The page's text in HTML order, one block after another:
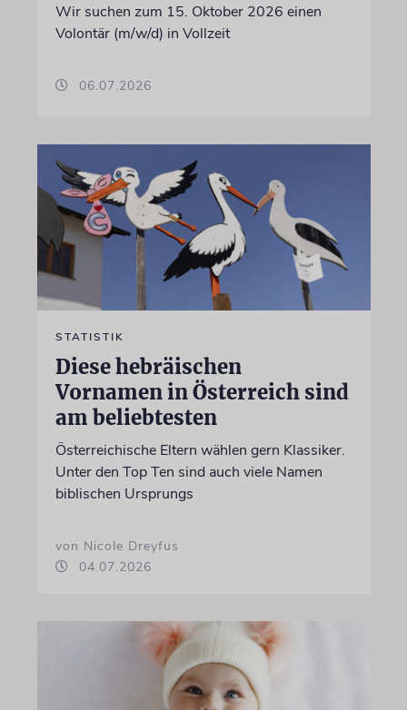
Wir suchen zum 15. Oktober 2026 einen
Volontär (m/w/d) in Vollzeit
06.07.2026
STATISTIK
Diese hebräischen
Vornamen in Österreich sind
am beliebtesten
Österreichische Eltern wählen gern Klassiker.
Unter den Top Ten sind auch viele Namen
biblischen Ursprungs
von Nicole Dreyfus
04.07.2026